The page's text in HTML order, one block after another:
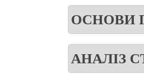
ОСНОВИ
АНАЛІЗ